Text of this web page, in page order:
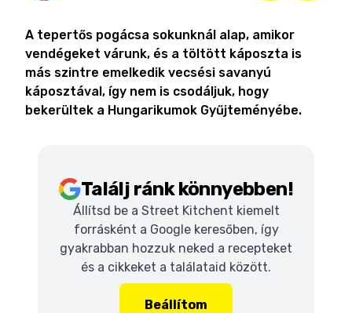
A tepertős pogácsa sokunknál alap, amikor
vendégeket várunk, és a töltött káposzta is
más szintre emelkedik vecsési savanyú
káposztával, így nem is csodáljuk, hogy
bekerültek a Hungarikumok Gyűjteményébe.
Találj ránk könnyebben!
Állítsd be a Street Kitchent kiemelt
forrásként a Google keresőben, így
gyakrabban hozzuk neked a recepteket
és a cikkeket a találataid között.
Beállítom